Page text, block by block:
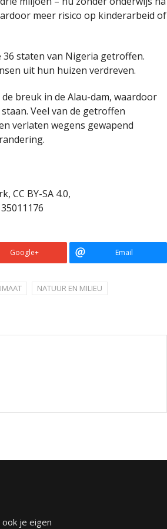
meer risico op kinderarbeid of
36 staten van Nigeria getroffen.
uit hun huizen verdreven.
breuk in de Alau-dam, waardoor
Veel van de getroffen
verlaten wegens gewapend
CC BY-SA 4.0,
Google+ Email
NATUUR EN MILIEU
ook je eigen